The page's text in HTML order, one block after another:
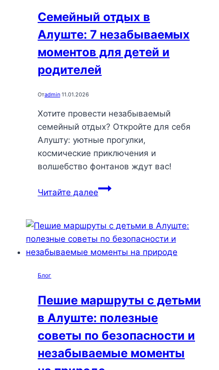
природой
и
вкусной
едой
Семейный отдых в
Алуште: 7 незабываемых
моментов для детей и
родителей
Отadmin 11.01.2026
Хотите провести незабываемый
семейный отдых? Откройте для себя
Алушту: уютные прогулки,
космические приключения и
волшебство фонтанов ждут вас!
Читайте далееСемейный
Алуште:
7
незабываемых
и
родителей
Блог
Пешие маршруты с детьми
в Алуште: полезные
советы по безопасности и
незабываемые моменты